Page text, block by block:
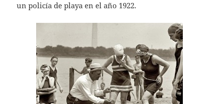
un policía de playa en el año 1922.